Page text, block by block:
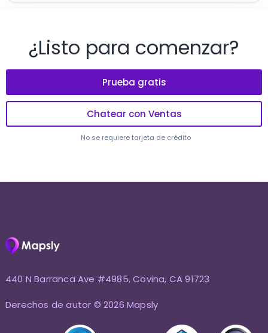
¿Listo para comenzar?
Prueba gratis
Chatear con Ventas
No se requiere tarjeta de crédito
440 N Barranca Ave #4985, Covina, CA 91723
Derechos de autor © 2026 Mapsly